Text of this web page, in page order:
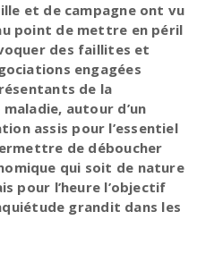
et de campagne ont vu
point de mettre en péril
des faillites et
engagées
de la
autour d’un
assis pour l’essentiel
de déboucher
qui soit de nature
pour l’heure l’objectif
grandit dans les